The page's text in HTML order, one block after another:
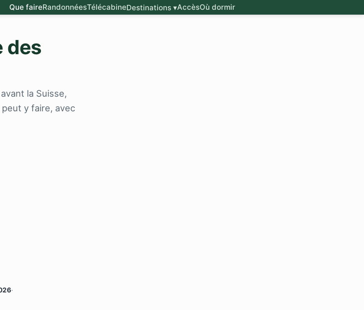
Que faireRandonnéesTélécabineDestinations ▾AccèsOù dormir
des
la Suisse,
y faire, avec
·